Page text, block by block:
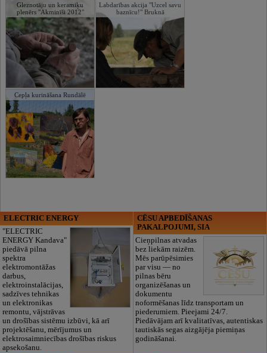
Gleznotāju un keramiķu
plenērs "Akminīši 2012"
Labdarības akcija "Uzcel savu
baznīcu!" Bruknā
Cepļa kurināšana Rundālē
ELECTRIC ENERGY
"ELECTRIC
ENERGY Kandava"
piedāvā pilna
spektra
elektromontāžas
darbus,
elektroinstalācijas,
sadzīves tehnikas
un elektronikas
remontu, vājstrāvas
un drošības sistēmu izbūvi, kā arī
projektēšanu, mērījumus un
elektrosaimniecības drošības riskus
apsekošanu.
CĒSU APBEDĪŠANAS
PAKALPOJUMI, SIA
Cieņpilnas atvadas
bez liekām raizēm.
Mēs parūpēsimies
par visu — no
pilnas bēru
organizēšanas un
dokumentu
noformēšanas līdz transportam un
piederumiem. Pieejami 24/7.
Piedāvājam arī kvalitatīvas, autentiskas
tautiskās segas aizgājēja piemiņas
godināšanai.